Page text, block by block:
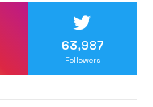
63,987
Followers